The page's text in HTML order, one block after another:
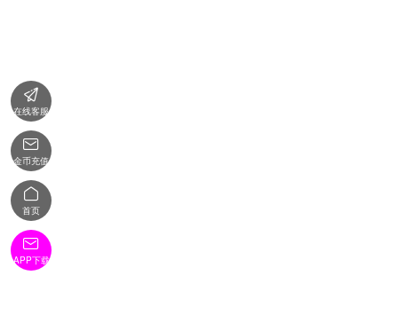

在线客服

金币充值

首页

APP下载